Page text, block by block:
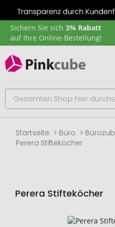
Sichern Sie sich 3% Rabatt
auf Ihre Online-Bestellung!
Startseite Büro
Perera Stifteköcher
Perera Stifteköcher